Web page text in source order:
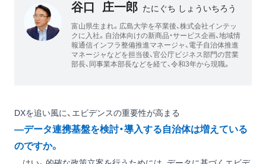
谷口 庄一郎 たにぐち しょういちろう
富山県生まれ。広島大学を卒業後、株式会社インテッ
クに入社。自治体向けの新商品・サービス企画、地域情
報通信インフラ整備推進マネージャ、電子自治体推進
マネージャなどを担当後、官公庁ビジネス部門の営業
部長、同事業本部長などを経て、令和3年から現職。
DXを追い風に、エビデンスの重要性が高まる
―データ連携基盤を検討・導入する自治体は増えている
のですか。